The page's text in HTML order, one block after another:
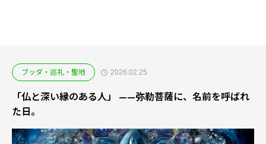
ブッダ・巡礼・聖地 2026.02.25
「仏と深い縁のある人」 ——弥勒菩薩に、名前を呼ばれ
た日。